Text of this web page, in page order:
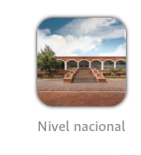
Nivel nacional